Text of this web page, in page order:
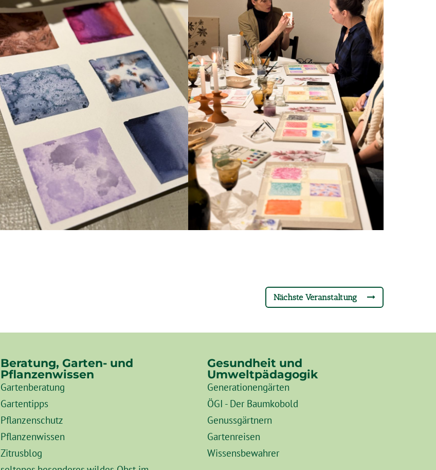
Nächste Veranstaltung
Beratung, Garten- und
Pflanzenwissen
Gartenberatung
Gartentipps
Pflanzenschutz
Pflanzenwissen
Zitrusblog
Gesundheit und
Umweltpädagogik
Generationengärten
ÖGI - Der Baumkobold
Genussgärtnern
Gartenreisen
Wissensbewahrer